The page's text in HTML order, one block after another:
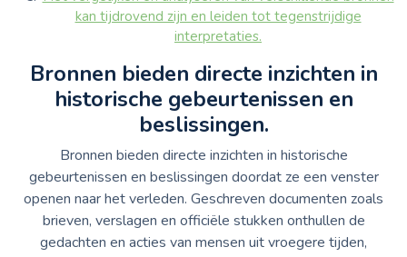
kan tijdrovend zijn en leiden tot tegenstrijdige
interpretaties.
Bronnen bieden directe inzichten in
historische gebeurtenissen en
beslissingen.
Bronnen bieden directe inzichten in historische
gebeurtenissen en beslissingen doordat ze een venster
openen naar het verleden. Geschreven documenten zoals
brieven, verslagen en officiële stukken onthullen de
gedachten en acties van mensen uit vroegere tijden,